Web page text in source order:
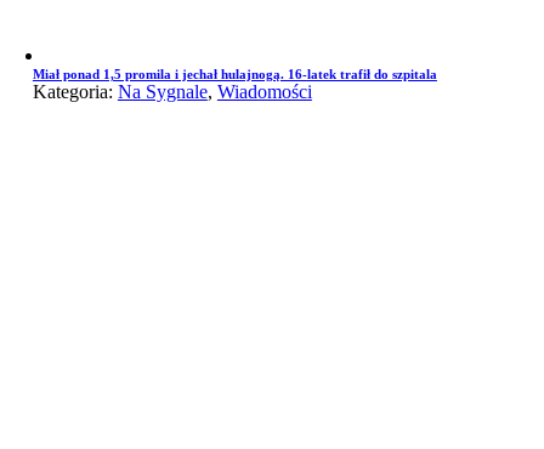
Miał ponad 1,5 promila i jechał hulajnogą. 16-latek trafił do szpitala
Kategoria: Na Sygnale, Wiadomości